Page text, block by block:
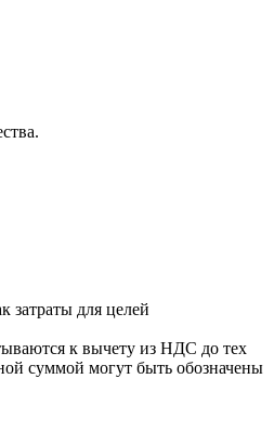
затраты для целей
к вычету из НДС до тех
суммой могут быть обозначены